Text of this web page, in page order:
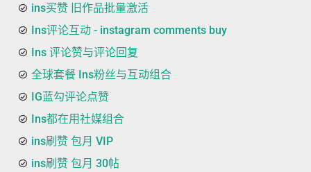
ins买赞 旧作品批量激活
Ins评论互动 - instagram comments buy
Ins 评论赞与评论回复
全球套餐 Ins粉丝与互动组合
IG蓝勾评论点赞
Ins都在用社媒组合
ins刷赞 包月 VIP
ins刷赞 包月 30帖